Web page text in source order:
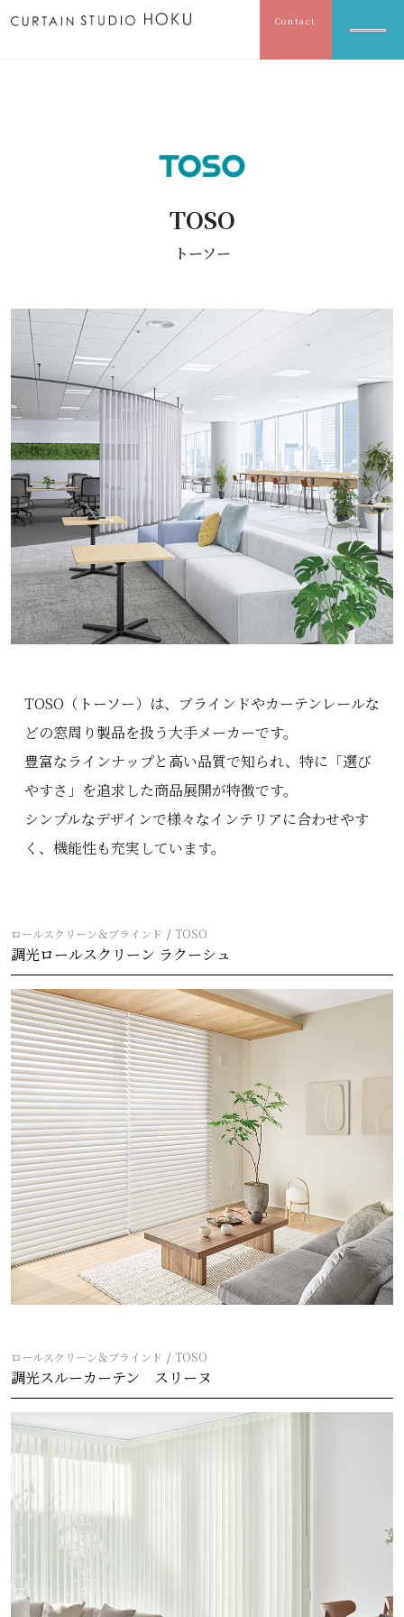
Contact
TOSO
トーソー
TOSO（トーソー）は、ブラインドやカーテンレールな
どの窓周り製品を扱う大手メーカーです。
豊富なラインナップと高い品質で知られ、特に「選び
やすさ」を追求した商品展開が特徴です。
シンプルなデザインで様々なインテリアに合わせやす
く、機能性も充実しています。
ロールスクリーン＆ブラインド TOSO
調光ロールスクリーン ラクーシュ
ロールスクリーン＆ブラインド TOSO
調光スルーカーテン スリーヌ